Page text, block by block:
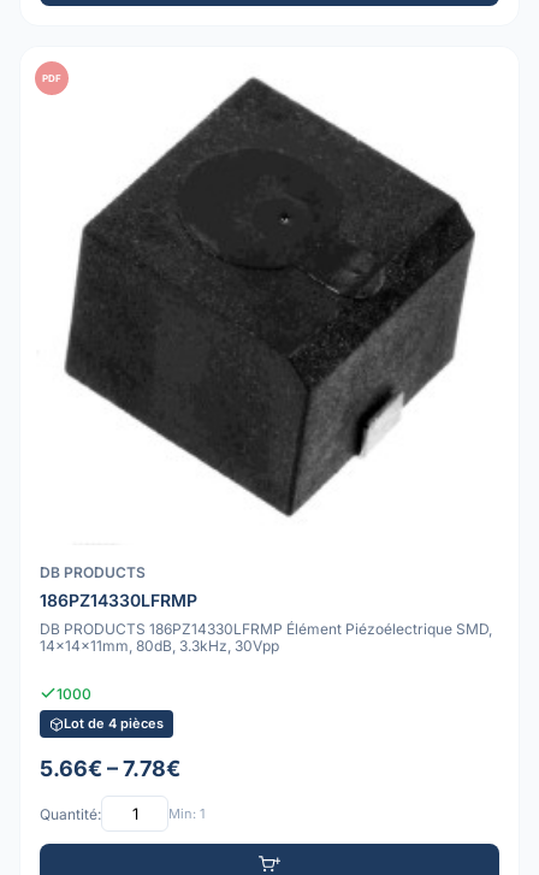
PDF
DB PRODUCTS
186PZ14330LFRMP
DB PRODUCTS 186PZ14330LFRMP Élément Piézoélectrique SMD,
14x14x11mm, 80dB, 3.3kHz, 30Vpp
1000
Lot de 4 pièces
5.66€ – 7.78€
Quantité: Min: 1